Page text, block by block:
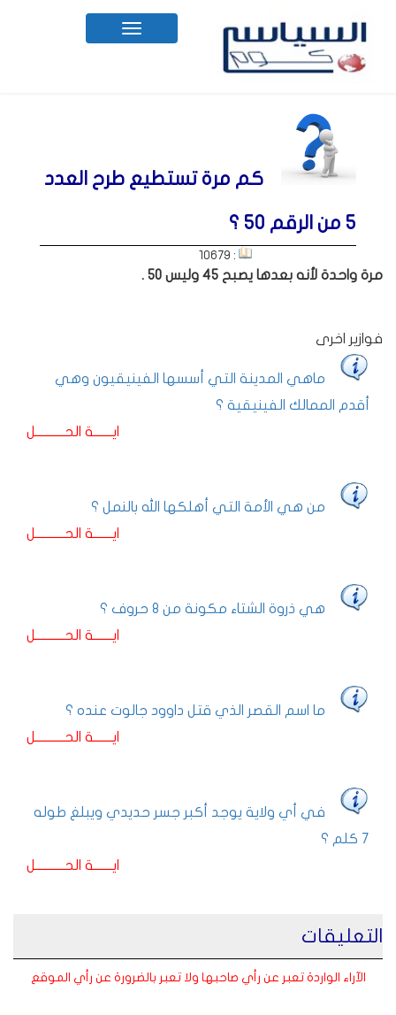
Toggle
navigation
كم مرة تستطيع طرح العدد
5 من الرقم 50 ؟
: 10679
مرة واحدة لأنه بعدها يصبح 45 وليس 50 .
فوازير اخرى
ماهي المدينة التي أسسها الفينيقيون وهي
أقدم الممالك الفينيقية ؟
ايـــــــة الحـــــــــــل
من هي الأمة التي أهلكها الله بالنمل ؟
ايـــــــة الحـــــــــــل
هي ذروة الشتاء مكونة من 8 حروف ؟
ايـــــــة الحـــــــــــل
ما اسم القصر الذي قتل داوود جالوت عنده ؟
ايـــــــة الحـــــــــــل
في أي ولاية يوجد أكبر جسر حديدي ويبلغ طوله
7 كلم ؟
ايـــــــة الحـــــــــــل
التعليقات
الآراء الواردة تعبر عن رأي صاحبها ولا تعبر بالضرورة عن رأي الموقع